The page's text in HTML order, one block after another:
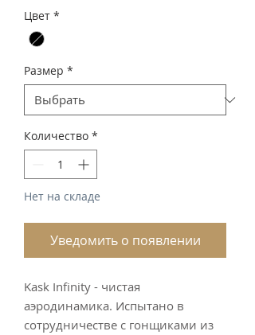
Цвет *
Размер *
Количество *
Нет на складе
Уведомить о появлении
Kask Infinity - чистая
аэродинамика. Испытано в
сотрудничестве с гонщиками из